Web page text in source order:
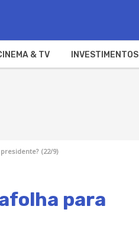
& TV INVESTIMENTOS
(22/9)
para